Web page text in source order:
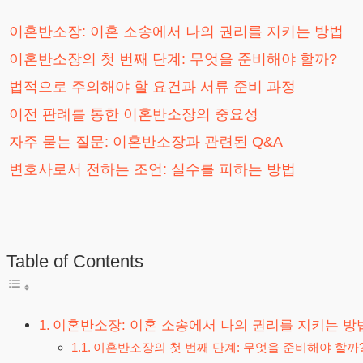
이혼반소장: 이혼 소송에서 나의 권리를 지키는 방법
이혼반소장의 첫 번째 단계: 무엇을 준비해야 할까?
법적으로 주의해야 할 요건과 서류 준비 과정
이전 판례를 통한 이혼반소장의 중요성
자주 묻는 질문: 이혼반소장과 관련된 Q&A
변호사로서 전하는 조언: 실수를 피하는 방법
Table of Contents
이혼반소장: 이혼 소송에서 나의 권리를 지키는 방
이혼반소장의 첫 번째 단계: 무엇을 준비해야 할까